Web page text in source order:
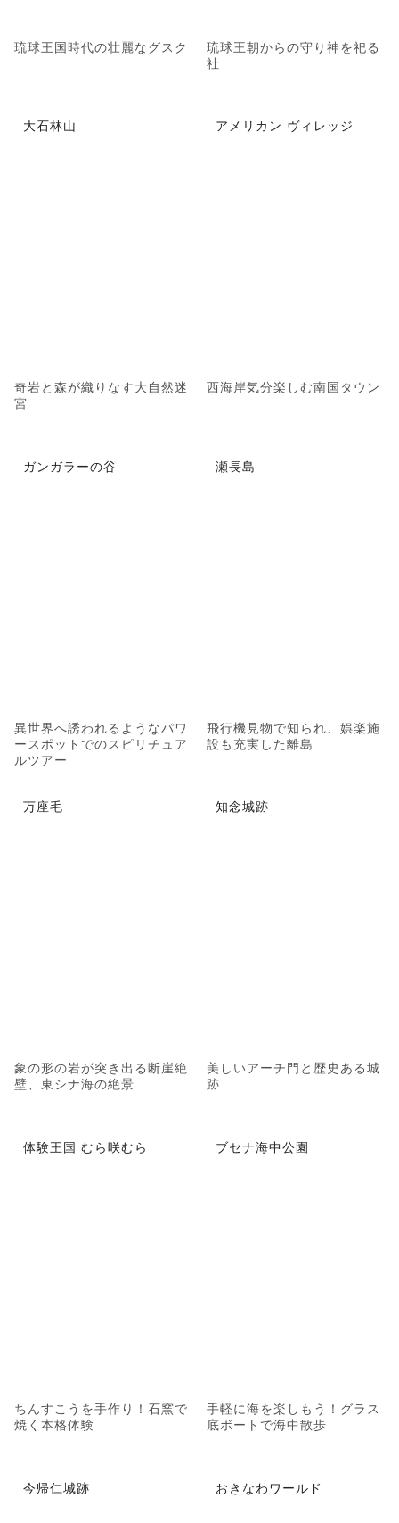
琉球王国時代の壮麗なグスク
琉球王朝からの守り神を祀る
社
大石林山
奇岩と森が織りなす大自然迷
宮
アメリカン ヴィレッジ
西海岸気分楽しむ南国タウン
ガンガラーの谷
異世界へ誘われるようなパワ
ースポットでのスピリチュア
ルツアー
瀬長島
飛行機見物で知られ、娯楽施
設も充実した離島
万座毛
象の形の岩が突き出る断崖絶
壁、東シナ海の絶景
知念城跡
美しいアーチ門と歴史ある城
跡
体験王国 むら咲むら
ちんすこうを手作り！石窯で
焼く本格体験
ブセナ海中公園
手軽に海を楽しもう！グラス
底ボートで海中散歩
今帰仁城跡 おきなわワールド